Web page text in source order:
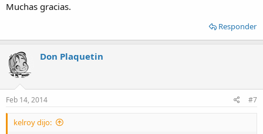
Muchas gracias.
Responder
Don Plaquetin
Feb 14, 2014 #7
kelroy dijo: